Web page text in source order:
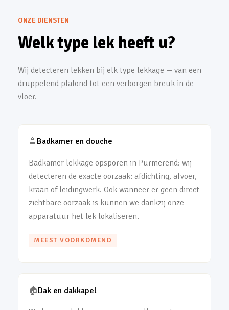
ONZE DIENSTEN
Welk type lek heeft u?
Wij detecteren lekken bij elk type lekkage — van een
druppelend plafond tot een verborgen breuk in de
vloer.
🚿 Badkamer en douche
Badkamer lekkage opsporen in Purmerend: wij
detecteren de exacte oorzaak: afdichting, afvoer,
kraan of leidingwerk. Ook wanneer er geen direct
zichtbare oorzaak is kunnen we dankzij onze
apparatuur het lek lokaliseren.
MEEST VOORKOMEND
🏠Dak en dakkapel